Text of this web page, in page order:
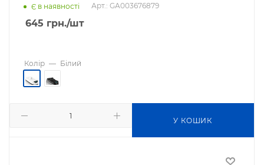
Є в наявності Арт.: GA003676879
645 грн./шт
У КОШИК
Колір — Білий